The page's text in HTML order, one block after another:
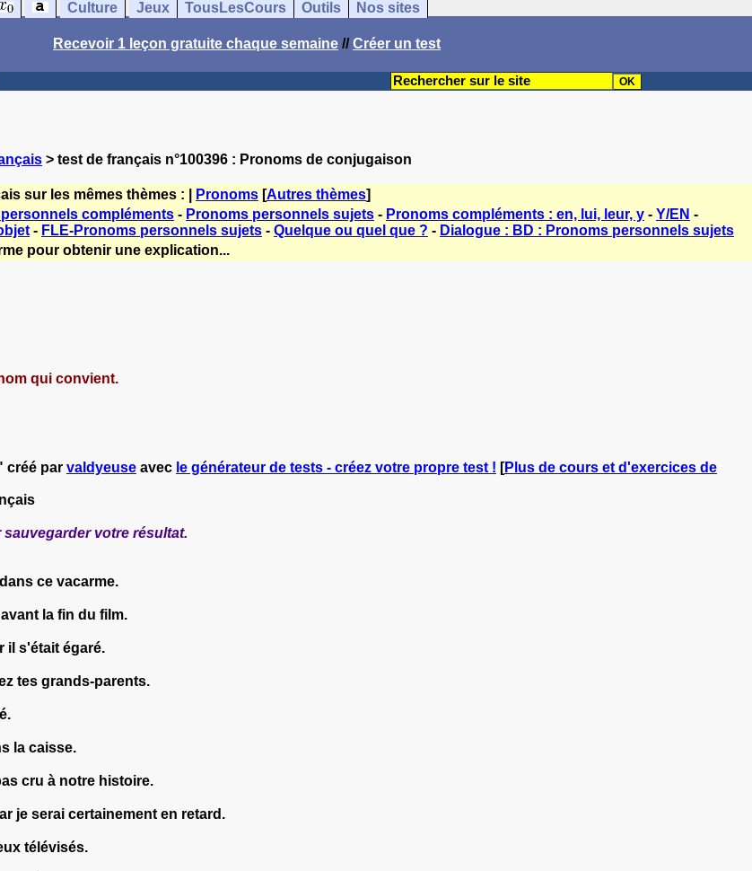
Culture Jeux TousLesCours Outils Nos sites
Recevoir 1 leçon gratuite chaque semaine //Créer un test
> test de français n°100396 : Pronoms de conjugaison
sur les mêmes thèmes : | Pronoms [Autres thèmes]
compléments - Pronoms personnels sujets - Pronoms compléments : en, lui, leur, y - Y/EN -
- FLE-Pronoms personnels sujets - Quelque ou quel que ? - Dialogue : BD : Pronoms personnels sujets
pour obtenir une explication...
qui convient.
créé par valdyeuse avec le générateur de tests - créez votre propre test ! [Plus de cours et d'exercices de
sauvegarder votre résultat.
ce vacarme.
la fin du film.
il s'était égaré.
tes grands-parents.
la caisse.
cru à notre histoire.
je serai certainement en retard.
télévisés.